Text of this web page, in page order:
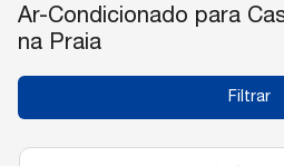
Ar-Condicionado para
na Praia
Filtrar